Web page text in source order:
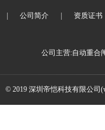
公司简介 资质证书
公司主营:自动重合
© 2019 深圳帝恺科技有限公司